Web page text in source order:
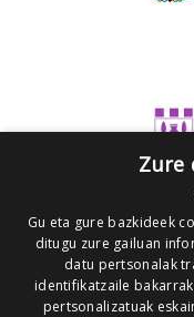
Zure
Gu eta gure bazkideek
ditugu zure gailuan
datu pertsonalak
identifikatzaile
pertsonalizatuak